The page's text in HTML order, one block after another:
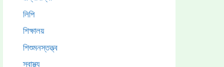
লিপি
শিক্ষালয়
শিশুমনস্তত্ত্ব
স্বাস্থ্য